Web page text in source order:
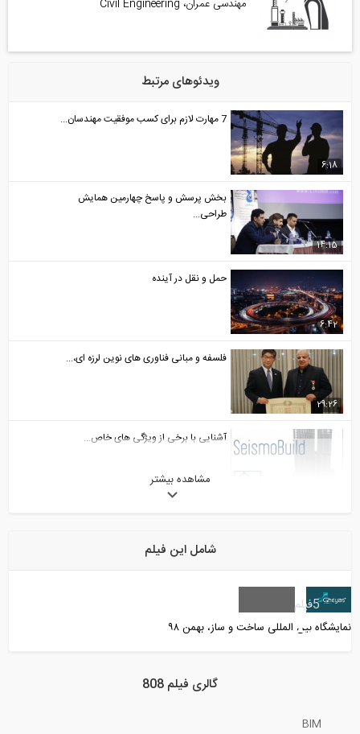
مهندسی عمران، Civil Engineering
ویدئوهای مرتبط
6:18
7 مهارت لازم برای کسب موفقیت مهندسان...
14:15
بخش پرسش و پاسخ چهارمین همایش
طراحی...
6:42
حمل و نقل در آینده
29:26
فلسفه و مبانی فناوری های نوین لرزه ای،...
آشنایی با برخی از ويژگی های خاص...
فیلم معرفی قابلیت های سیستم پرسش و
پاسخ...
مشاهده بیشتر
شامل این فیلم
نمایشگاه بین‌ المللی ساخت و ساز، بهمن ۹۸
5فیلم
گالری فیلم 808
BIM